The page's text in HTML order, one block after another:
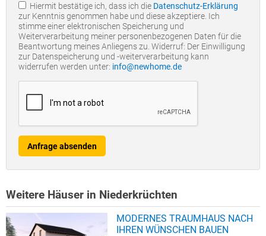
Hiermit bestätige ich, dass ich die Datenschutz-Erklärung
zur Kenntnis genommen habe und diese akzeptiere. Ich
stimme einer elektronischen Speicherung und
Weiterverarbeitung meiner personenbezogenen Daten für die
Beantwortung meines Anliegens zu. Widerruf: Der Einwilligung
zur Datenspeicherung und -weiterverarbeitung kann
widerrufen werden unter: info@newhome.de
Anfrage absenden
Weitere Häuser in Niederkrüchten
MODERNES TRAUMHAUS NACH
IHREN WÜNSCHEN BAUEN